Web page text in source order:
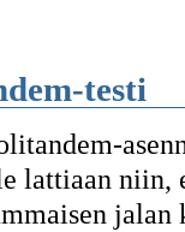
testi
lattiaan niin,
jalan